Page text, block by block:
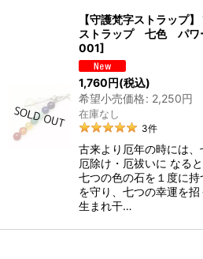
【守護梵字ストラップ
ストラップ 七色 パワ
001]
1,760円(税込)
希望小売価格: 2,250円
在庫なし
3件
古来より厄年の時には
厄除け・厄祓いに なる
七つの色の石を１度に
を守り、七つの幸運を招
生まれ干…